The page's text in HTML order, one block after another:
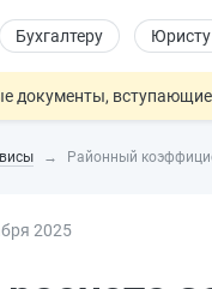
Бухгалтеру Юристу
документы, вступающие
запретят получать
закон об упрощении
Районный
2025